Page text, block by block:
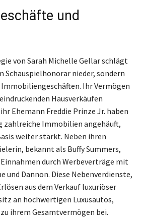
und
von Sarah Michelle Gellar schlägt
Schauspielhonorar nieder, sondern
Ihr Vermögen
Hausverkäufen
Ehemann Freddie Prinze Jr. haben
zahlreiche Immobilien angehäuft,
weiter stärkt. Neben ihren
bekannt als Buffy Summers,
durch Werbeverträge mit
und Dannon. Diese Nebenverdienste,
aus dem Verkauf luxuriöser
an hochwertigen Luxusautos,
ihrem Gesamtvermögen bei.